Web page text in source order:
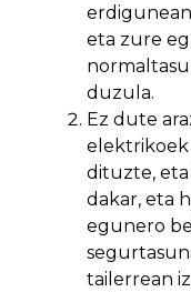
eta zure
duzula.
Ez dute
elektrikoek
dituzte,
dakar, eta
egunero
tailerrean